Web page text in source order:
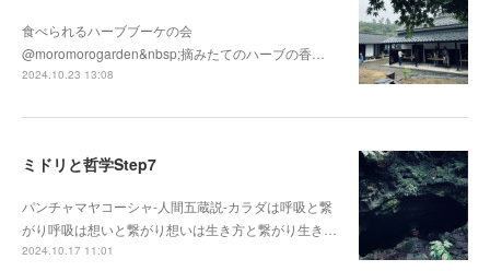
食べられるハーブブーケの会
@moromorogarden&nbsp;摘みたてのハーブの香…
2024.10.23 13:08
ミドリと哲学Step7
パンチャマヤコーシャ-人間五蔵説-カラダは呼吸と繋
がり呼吸は想いと繋がり想いは生き方と繋がり生き…
2024.10.17 11:01